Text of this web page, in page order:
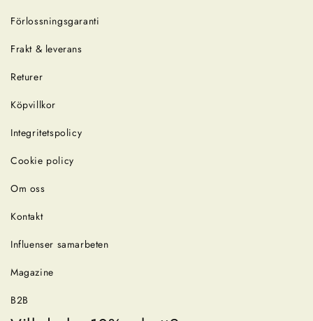
Förlossningsgaranti
Frakt & leverans
Returer
Köpvillkor
Integritetspolicy
Cookie policy
Om oss
Kontakt
Influenser samarbeten
Magazine
B2B